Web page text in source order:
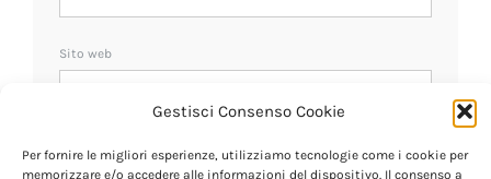
Gestisci Consenso Cookie
Per fornire le migliori esperienze, utilizziamo tecnologie come i cookie per
memorizzare e/o accedere alle informazioni del dispositivo. Il consenso a
Sito web